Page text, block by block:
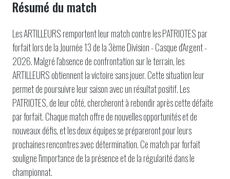
Résumé du match
Les ARTILLEURS remportent leur match contre les PATRIOTES par
forfait lors de la Journée 13 de la 3ème Division - Casque d'Argent -
2026. Malgré l'absence de confrontation sur le terrain, les
ARTILLEURS obtiennent la victoire sans jouer. Cette situation leur
permet de poursuivre leur saison avec un résultat positif. Les
PATRIOTES, de leur côté, chercheront à rebondir après cette défaite
par forfait. Chaque match offre de nouvelles opportunités et de
nouveaux défis, et les deux équipes se prépareront pour leurs
prochaines rencontres avec détermination. Ce match par forfait
souligne l'importance de la présence et de la régularité dans le
championnat.